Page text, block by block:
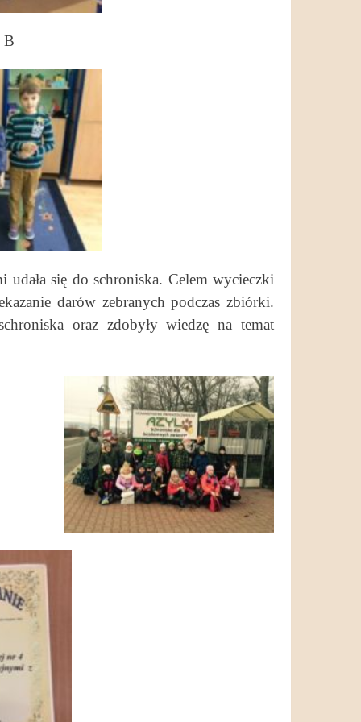
B
się do schroniska. Celem wycieczki
darów zebranych podczas zbiórki.
oraz zdobyły wiedzę na temat